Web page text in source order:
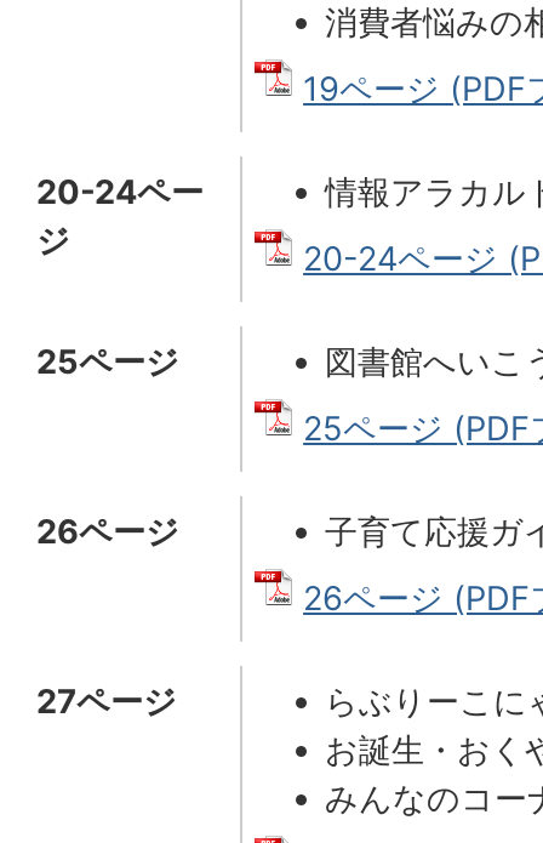
消費者悩みの
19ページ (PDF
20-24ペー
ジ
情報アラカル
20-24ページ
25ページ
図書館へいこ
25ページ
26ページ
子育て応援ガ
26ページ
27ページ
らぶりーこに
お誕生・おく
みんなのコー